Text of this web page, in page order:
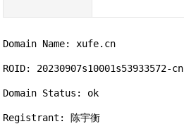
Domain Name: xufe.cn
ROID: 20230907s10001s53933572-cn
Domain Status: ok
Registrant: 陈宇衡